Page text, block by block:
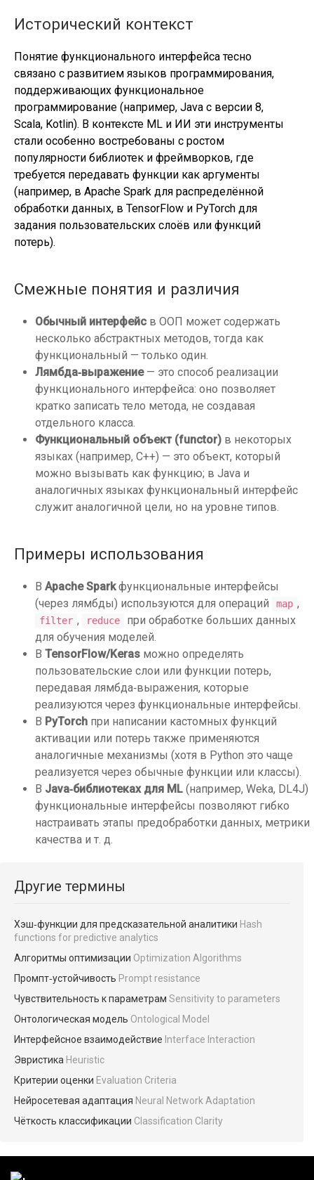
Исторический контекст
Понятие функционального интерфейса тесно
связано с развитием языков программирования,
поддерживающих функциональное
программирование (например, Java с версии 8,
Scala, Kotlin). В контексте ML и ИИ эти инструменты
стали особенно востребованы с ростом
популярности библиотек и фреймворков, где
требуется передавать функции как аргументы
(например, в Apache Spark для распределённой
обработки данных, в TensorFlow и PyTorch для
задания пользовательских слоёв или функций
потерь).
Смежные понятия и различия
Обычный интерфейс в ООП может содержать
несколько абстрактных методов, тогда как
функциональный — только один.
Лямбда‑выражение— это способ реализации
функционального интерфейса: оно позволяет
кратко записать тело метода, не создавая
отдельного класса.
Функциональный объект (functor) в некоторых
языках (например, C++) — это объект, который
можно вызывать как функцию; в Java и
аналогичных языках функциональный интерфейс
служит аналогичной цели, но на уровне типов.
Примеры использования
В Apache Sparkфункциональные интерфейсы
(через лямбды) используются для операций
map ,
filter , reduce
при обработке больших данных
для обучения моделей.
В TensorFlow/Keras можно определять
пользовательские слои или функции потерь,
передавая лямбда‑выражения, которые
реализуются через функциональные интерфейсы.
В PyTorch при написании кастомных функций
активации или потерь также применяются
аналогичные механизмы (хотя в Python это чаще
реализуется через обычные функции или классы).
В Java‑библиотеках для ML (например, Weka, DL4J)
функциональные интерфейсы позволяют гибко
настраивать этапы предобработки данных, метрики
качества и т. д.
Другие термины
Хэш‑функции для предсказательной аналитики Hash
functions for predictive analytics
Алгоритмы оптимизации Optimization Algorithms
Промпт‑устойчивость Prompt resistance
Чувствительность к параметрам Sensitivity to parameters
Онтологическая модель Ontological Model
Интерфейсное взаимодействие Interface Interaction
Эвристика Heuristic
Критерии оценки Evaluation Criteria
Нейросетевая адаптация Neural Network Adaptation
Чёткость классификации Classification Clarity